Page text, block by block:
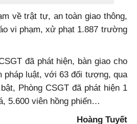
về trật tự, an toàn giao thông,
vi phạm, xử phạt 1.887 trường
đã phát hiện, bàn giao cho
luật, với 63 đối tượng, qua
Phòng CSGT đã phát hiện 1
5.600 viên hồng phiến…
Hoàng Tuyết